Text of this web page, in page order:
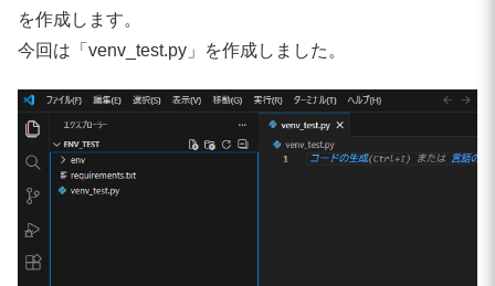
を作成します。
今回は「venv_test.py」を作成しました。